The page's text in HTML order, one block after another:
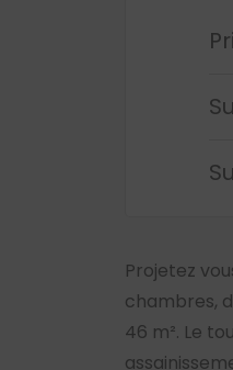
Projetez
chambres,
46 m². Le